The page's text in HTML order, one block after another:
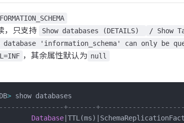
，只支持 Show databases (DETAILS) / Show
database 'information_schema' can only be
，其余属性默认为 null
> show databases
+-------
Database